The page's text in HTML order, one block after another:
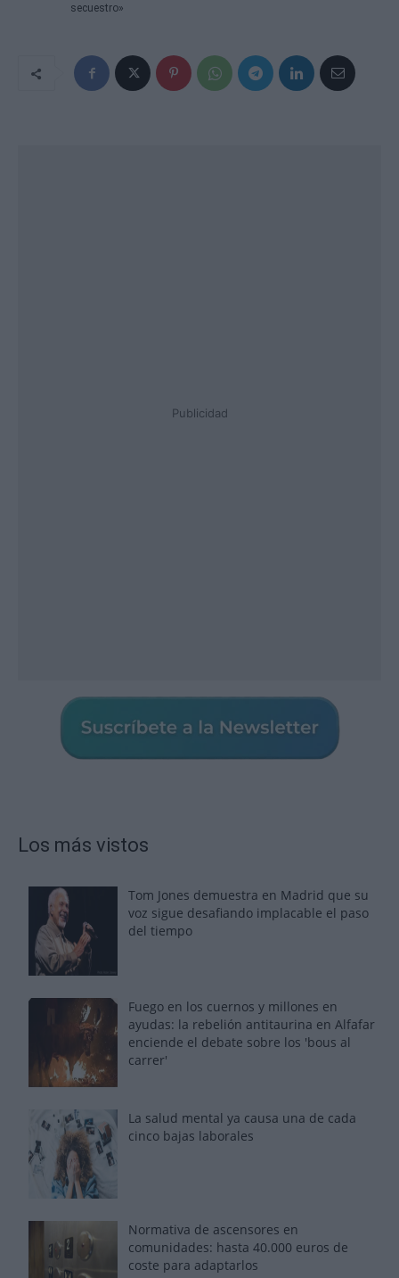
secuestro»
Publicidad
Los más vistos
Tom Jones demuestra en Madrid que su
voz sigue desafiando implacable el paso
del tiempo
Fuego en los cuernos y millones en
ayudas: la rebelión antitaurina en Alfafar
enciende el debate sobre los 'bous al
carrer'
La salud mental ya causa una de cada
cinco bajas laborales
Normativa de ascensores en
comunidades: hasta 40.000 euros de
coste para adaptarlos